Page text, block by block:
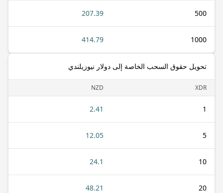
500
207.39
1000
414.79
تحويل حقوق السحب الخاصة إلى دولار نيوزيلندي
XDR
NZD
1
2.41
5
12.05
10
24.1
20
48.21